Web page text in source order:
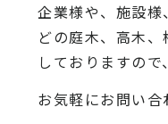
企業様や、施設
どの庭木、高木
しておりますので、
お気軽にお問い合